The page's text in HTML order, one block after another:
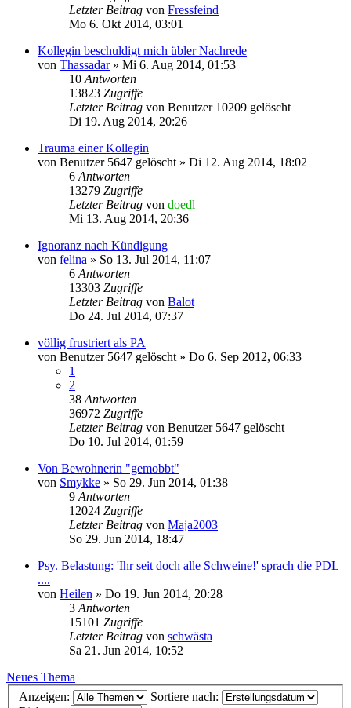
Letzter Beitrag von Fressfeind
Mo 6. Okt 2014, 03:01
Kollegin beschuldigt mich übler Nachrede
von Thassadar» Mi 6. Aug 2014, 01:53
10 Antworten
13823 Zugriffe
Letzter Beitrag von Benutzer 10209 gelöscht
Di 19. Aug 2014, 20:26
Trauma einer Kollegin
von Benutzer 5647 gelöscht » Di 12. Aug 2014, 18:02
6 Antworten
13279 Zugriffe
Letzter Beitrag von doedl
Mi 13. Aug 2014, 20:36
Ignoranz nach Kündigung
von felina » So 13. Jul 2014, 11:07
6 Antworten
13303 Zugriffe
Letzter Beitrag von Balot
Do 24. Jul 2014, 07:37
völlig frustriert als PA
von Benutzer 5647 gelöscht » Do 6. Sep 2012, 06:33
1
2
38 Antworten
36972 Zugriffe
Letzter Beitrag von Benutzer 5647 gelöscht
Do 10. Jul 2014, 01:59
Von Bewohnerin "gemobbt"
von Smykke » So 29. Jun 2014, 01:38
9 Antworten
12024 Zugriffe
Letzter Beitrag von Maja2003
So 29. Jun 2014, 18:47
Psy. Belastung: 'Ihr seit doch alle Schweine!' sprach die PDL
....
von Heilen » Do 19. Jun 2014, 20:28
3 Antworten
15101 Zugriffe
Letzter Beitrag von schwästa
Sa 21. Jun 2014, 10:52
Neues Thema
Anzeigen:
Sortiere nach: